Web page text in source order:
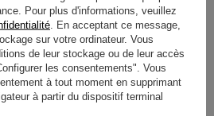
Pour plus d'informations, veuillez
. En acceptant ce message,
sur votre ordinateur. Vous
de leur stockage ou de leur accès
les consentements". Vous
à tout moment en supprimant
à partir du dispositif terminal